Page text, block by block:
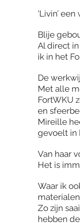
‘Livin’
Blije
Al direct
ik in het
De
Met alle
FortWKU
en
Mireille
gevoelt in
Van haar
Het is
Waar ik
Zo zijn
hebben